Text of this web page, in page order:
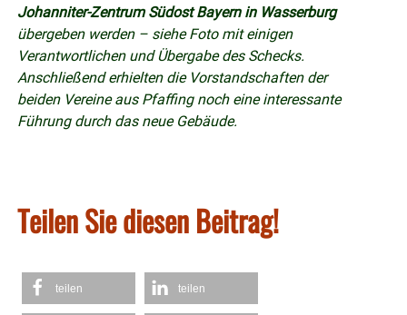
Johanniter-Zentrum Südost Bayern in Wasserburg
übergeben werden – siehe Foto mit einigen
Verantwortlichen und Übergabe des Schecks.
Anschließend erhielten die Vorstandschaften der
beiden Vereine aus Pfaffing noch eine interessante
Führung durch das neue Gebäude.
Teilen Sie diesen Beitrag!
teilen teilen